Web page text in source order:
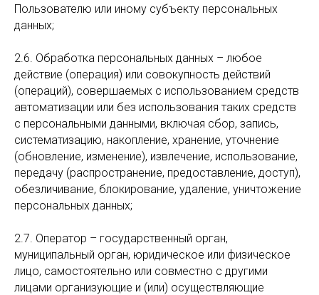
Пользователю или иному субъекту персональных
данных;
2.6. Обработка персональных данных – любое
действие (операция) или совокупность действий
(операций), совершаемых с использованием средств
автоматизации или без использования таких средств
с персональными данными, включая сбор, запись,
систематизацию, накопление, хранение, уточнение
(обновление, изменение), извлечение, использование,
передачу (распространение, предоставление, доступ),
обезличивание, блокирование, удаление, уничтожение
персональных данных;
2.7. Оператор – государственный орган,
муниципальный орган, юридическое или физическое
лицо, самостоятельно или совместно с другими
лицами организующие и (или) осуществляющие